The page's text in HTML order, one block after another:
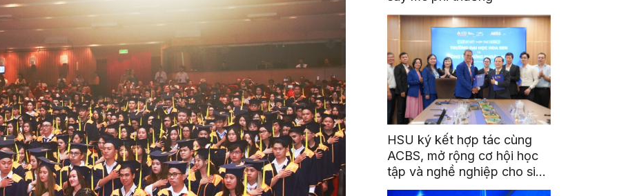
HSU ký kết hợp tác cùng
ACBS, mở rộng cơ hội học
tập và nghề nghiệp cho sinh
viên